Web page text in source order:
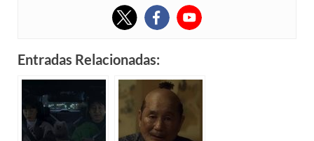
Entradas Relacionadas: